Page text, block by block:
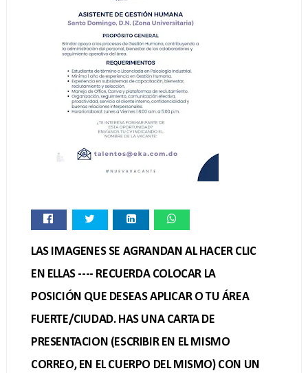
LAS IMAGENES SE AGRANDAN AL HACER CLIC
EN ELLAS ---- RECUERDA COLOCAR LA
POSICIÓN QUE DESEAS APLICAR O TU ÁREA
FUERTE/CIUDAD. HAS UNA CARTA DE
PRESENTACION (ESCRIBIR EN EL MISMO
CORREO, EN EL CUERPO DEL MISMO) CON UN